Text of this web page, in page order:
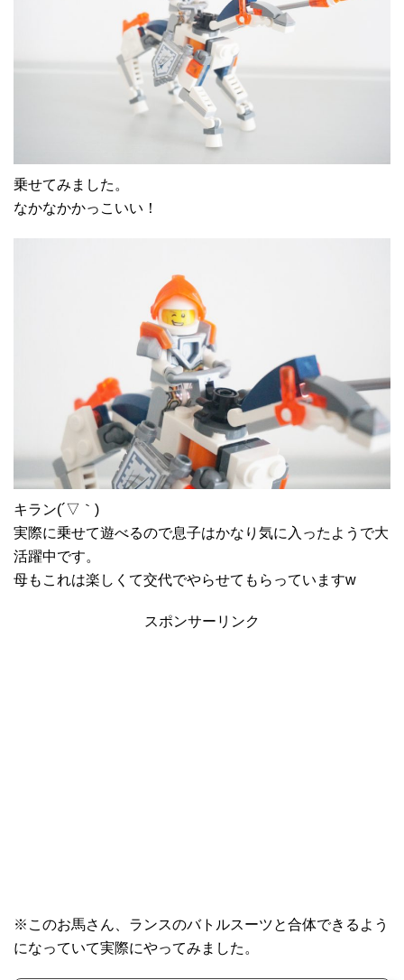
乗せてみました。
なかなかかっこいい！
キラン(´▽｀)
実際に乗せて遊べるので息子はかなり気に入ったようで大
活躍中です。
母もこれは楽しくて交代でやらせてもらっていますw
スポンサーリンク
※このお馬さん、ランスのバトルスーツと合体できるよう
になっていて実際にやってみました。